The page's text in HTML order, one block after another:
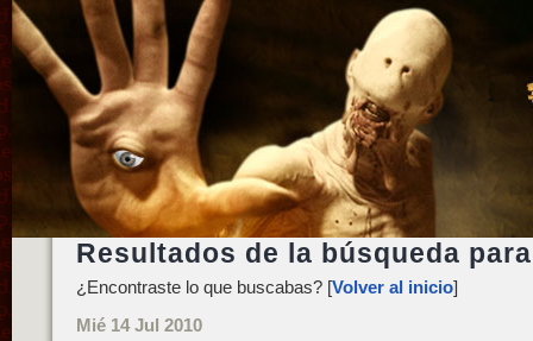
Resultados de la búsqueda
¿Encontraste lo que buscabas? [Volver al inicio]
Mié 14 Jul 2010